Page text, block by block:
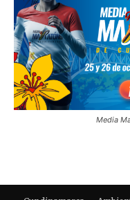
Media